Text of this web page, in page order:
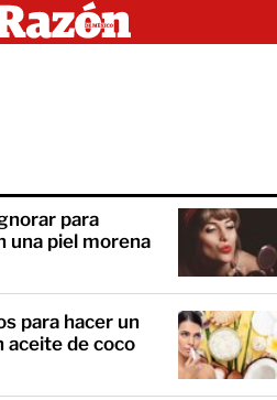
para
una piel morena
para hacer un
aceite de coco